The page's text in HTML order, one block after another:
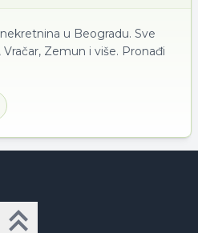
u Beogradu. Sve
Zemun i više. Pronađi